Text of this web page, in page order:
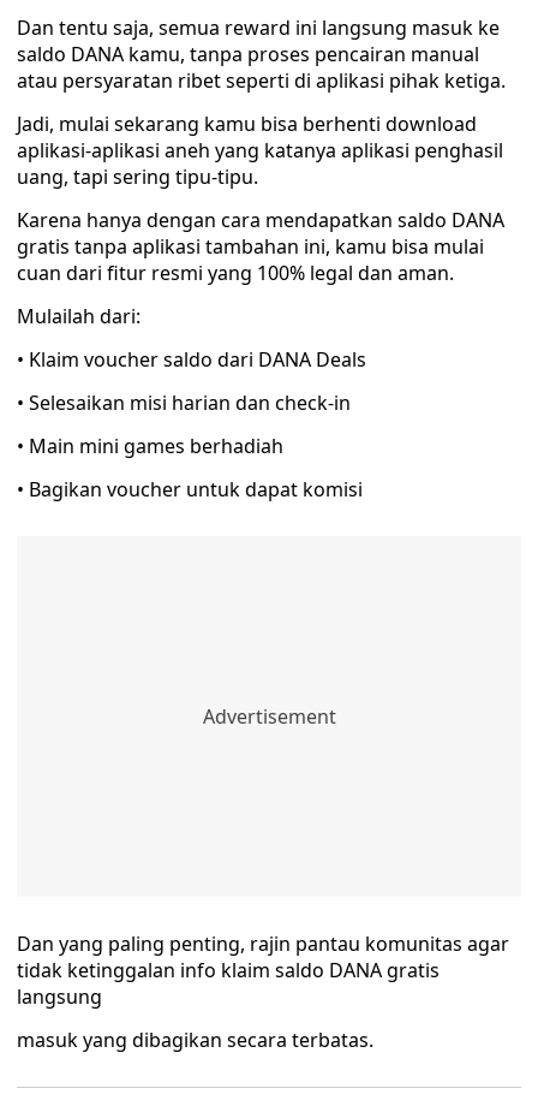
Dan tentu saja, semua reward ini langsung masuk ke
saldo DANA kamu, tanpa proses pencairan manual
atau persyaratan ribet seperti di aplikasi pihak ketiga.
Jadi, mulai sekarang kamu bisa berhenti download
aplikasi-aplikasi aneh yang katanya aplikasi penghasil
uang, tapi sering tipu-tipu.
Karena hanya dengan cara mendapatkan saldo DANA
gratis tanpa aplikasi tambahan ini, kamu bisa mulai
cuan dari fitur resmi yang 100% legal dan aman.
Mulailah dari:
• Klaim voucher saldo dari DANA Deals
• Selesaikan misi harian dan check-in
• Main mini games berhadiah
• Bagikan voucher untuk dapat komisi
Dan yang paling penting, rajin pantau komunitas agar
tidak ketinggalan info klaim saldo DANA gratis
langsung
masuk yang dibagikan secara terbatas.